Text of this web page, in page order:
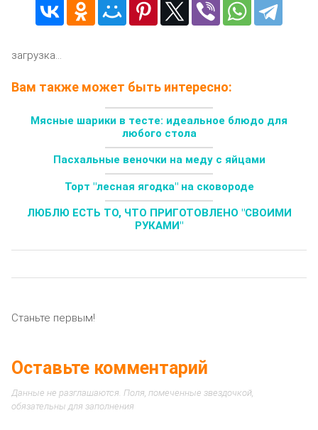
загрузка...
Вам также может быть интересно:
Мясные шарики в тесте: идеальное блюдо для
любого стола
Пасхальные веночки на меду с яйцами
Торт "лесная ягодка" на сковороде
ЛЮБЛЮ ЕСТЬ ТО, ЧТО ПРИГОТОВЛЕНО "СВОИМИ
РУКАМИ"
Станьте первым!
Оставьте комментарий
Данные не разглашаются. Поля, помеченные звездочкой,
обязательны для заполнения